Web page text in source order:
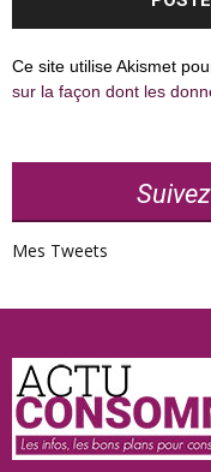
Ce site utilise Akismet
sur la façon dont les
Mes Tweets